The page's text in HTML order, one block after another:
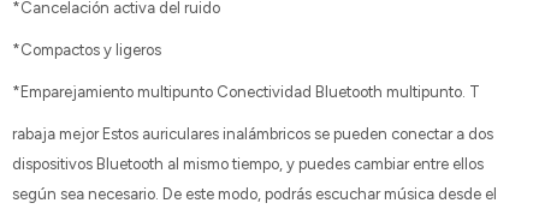
*Cancelación activa del ruido
*Compactos y ligeros
*Emparejamiento multipunto Conectividad Bluetooth multipunto. T
rabaja mejor Estos auriculares inalámbricos se pueden conectar a dos
dispositivos Bluetooth al mismo tiempo, y puedes cambiar entre ellos
según sea necesario. De este modo, podrás escuchar música desde el